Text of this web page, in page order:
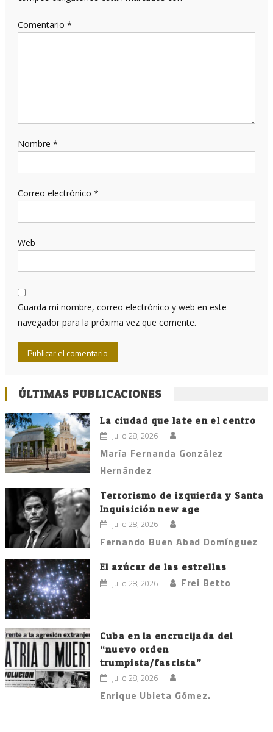
Comentario *
Nombre *
Correo electrónico *
Web
Guarda mi nombre, correo electrónico y web en este
navegador para la próxima vez que comente.
ÚLTIMAS PUBLICACIONES
La ciudad que late en el centro
julio 28, 2026
María Fernanda González
Hernández
Terrorismo de izquierda y Santa
Inquisición new age
julio 28, 2026
Fernando Buen Abad Domínguez
El azúcar de las estrellas
julio 28, 2026 Frei Betto
Cuba en la encrucijada del
“nuevo orden
trumpista/fascista”
julio 28, 2026
Enrique Ubieta Gómez.